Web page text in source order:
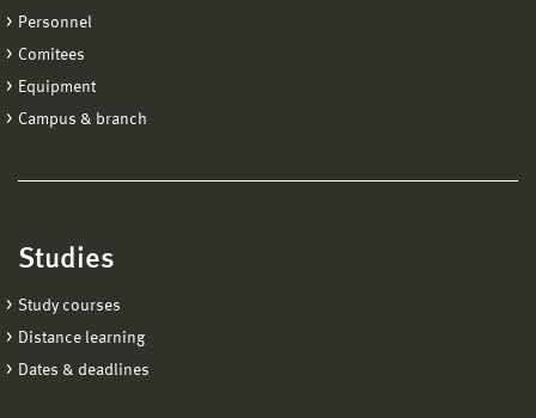
Personnel
Comitees
Equipment
Campus & branch
Studies
Study courses
Distance learning
Dates & deadlines